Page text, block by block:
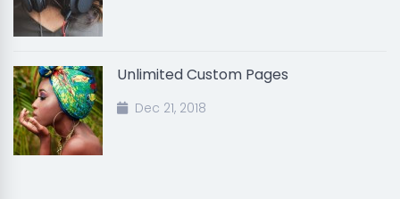
Unlimited Custom Pages
Dec 21, 2018